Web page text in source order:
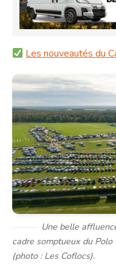
Les nouveautés du
Une belle
cadre somptueux du
(photo : Les Coflocs).